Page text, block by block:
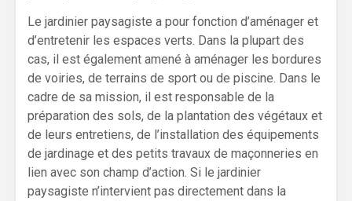
Le jardinier paysagiste a pour fonction d’aménager et
d’entretenir les espaces verts. Dans la plupart des
cas, il est également amené à aménager les bordures
de voiries, de terrains de sport ou de piscine. Dans le
cadre de sa mission, il est responsable de la
préparation des sols, de la plantation des végétaux et
de leurs entretiens, de l’installation des équipements
de jardinage et des petits travaux de maçonneries en
lien avec son champ d’action. Si le jardinier
paysagiste n’intervient pas directement dans la